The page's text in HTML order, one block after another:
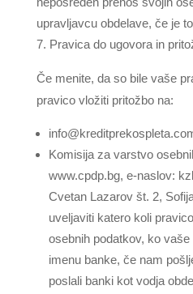
upravljavcu obdelave, če je
Pravica do ugovora in
Če menite, da so bile vaše
pravico vložiti pritožbo na:
Komisija za varstvo
www.cpdp.bg, e-naslov:
Cvetan Lazarov št. 2,
uveljaviti katero koli
osebnih podatkov, ko
imenu banke, če nam
poslali banki kot vodja